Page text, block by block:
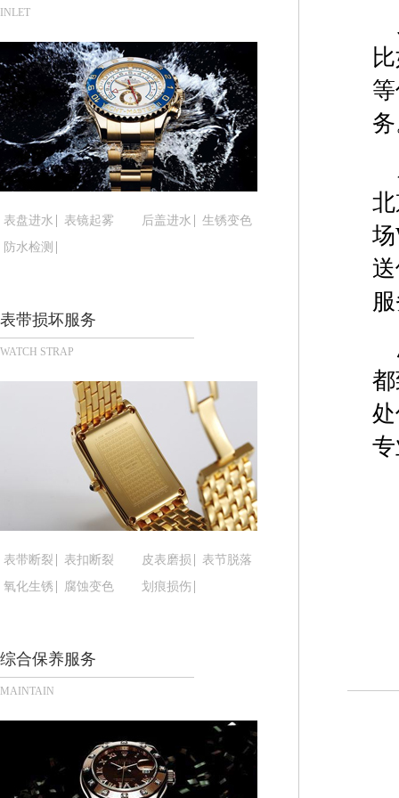
烟台市芝罘区胜利路139号万达金融中心A座907室
长春市朝阳区西安大路727号中银大厦A座(旺进大
贵阳市南明区都司高架桥路33号亨特国际金融中心
昆明市盘龙区北京路928号同德昆明广场写字楼10
石家庄市长安区中山东路39号勒泰中心写字楼B座
西安市碑林区南关正街88号华侨城长安国际中心E
海口市龙华区金贸东路5号海口华润大厦B座17层
唐山市路南区新华东道100号万达广场写字楼A座
台州市椒江区东海大道1800号腾达中心东1幢20楼
内蒙古自治区呼和浩特市玉泉区大学西街70号华
甘肃省兰州市七里河区西津西路16号兰州中心写
重庆市解放碑渝中区民权路28号英利国际金融中
黑龙江省鹤岗市向阳区红军路腕表时光售后服务中
黑龙江省黑河市爱辉区中央街腕表时光售后服务中
黑龙江省鸡西市鸡冠区红军路腕表时光售后服务中
黑龙江省佳木斯市向阳区长安路腕表时光售后服务
黑龙江省牡丹江市东安区太平路腕表时光售后服务
黑龙江省七台河市桃山区大同街腕表时光售后服务
黑龙江省齐齐哈尔市龙沙区龙华路腕表时光售后服
黑龙江省双鸭山市尖山区新兴大街腕表时光售后服
黑龙江省绥化市北林区新华街与康庄路交叉口腕
黑龙江省伊春市伊美区通河路腕表时光售后服务中
吉林省辽源市龙山区人民大街腕表时光售后服务中
吉林省四平市铁东区紫气大路与南九经街交汇处
吉林省松原市宁江区五环大街腕表时光售后服务中
吉林省通化市东昌区环通乡江南大街腕表时光售后
INLET
表盘进水 表镜起雾 后盖进水
生锈变色
防水检测
表带损坏服务
WATCH STRAP
表带断裂 表扣断裂 皮表磨损
表节脱落
氧化生锈
腐蚀变色 划痕损伤
综合保养服务
MAINTAIN